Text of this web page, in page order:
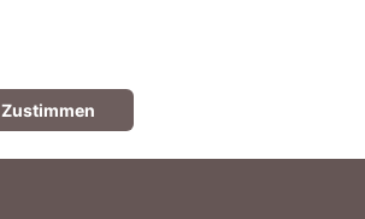
© 2018-2025 dekoster GmbH
Zustimmen